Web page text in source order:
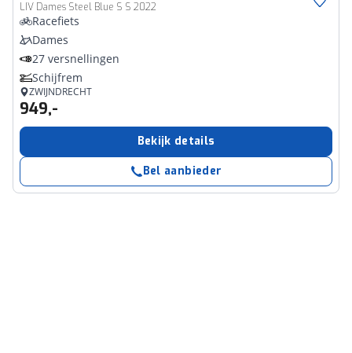
LIV Dames Steel Blue S S 2022
Racefiets
Dames
27 versnellingen
Schijfrem
ZWIJNDRECHT
949,-
Bekijk details
Bel aanbieder